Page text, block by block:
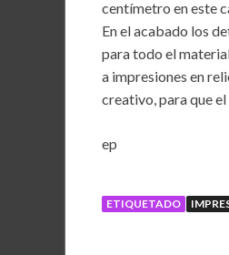
centímetro en este
En el acabado los
para todo el
a impresiones en
creativo, para que
ep
ETIQUETADO